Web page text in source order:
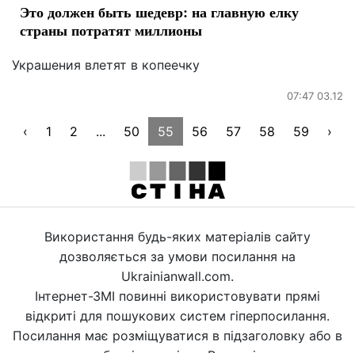
Это должен быть шедевр: на главную елку
страны потратят миллионы
Украшения влетят в копеечку
07:47 03.12
‹ 1 2 ... 50 55 56 57 58 59 ›
Використання будь-яких матеріалів сайту
дозволяється за умови посилання на
Ukrainianwall.com.
Інтернет-ЗМІ повинні використовувати прямі
відкриті для пошукових систем гіперпосилання.
Посилання має розміщуватися в підзаголовку або в